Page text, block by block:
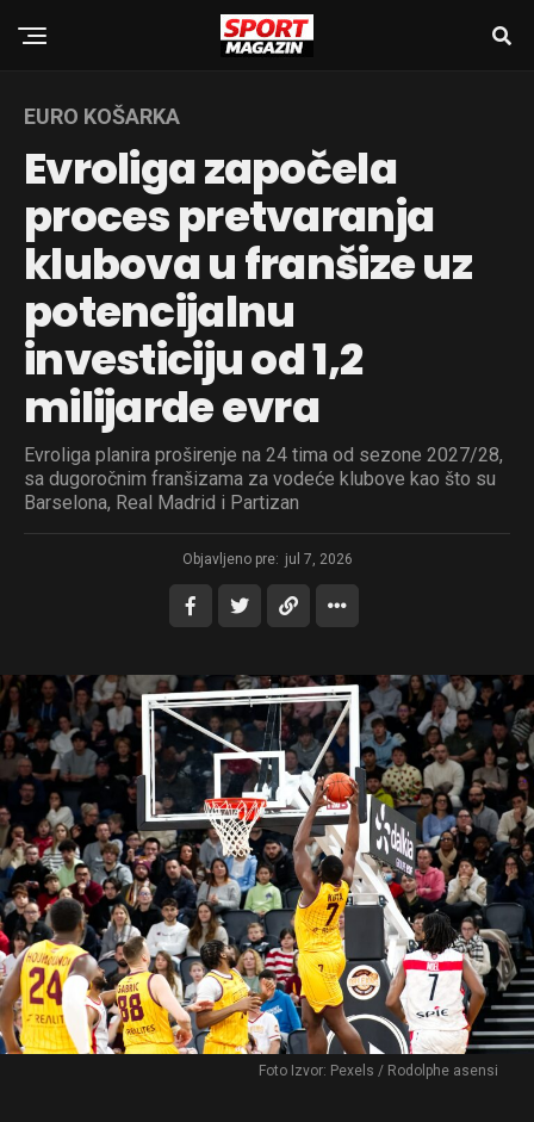
EURO KOŠARKA
Evroliga započela
proces pretvaranja
klubova u franšize uz
potencijalnu
investiciju od 1,2
milijarde evra
Evroliga planira proširenje na 24 tima od sezone 2027/28,
sa dugoročnim franšizama za vodeće klubove kao što su
Barselona, Real Madrid i Partizan
Objavljeno pre: jul 7, 2026
Foto Izvor: Pexels / Rodolphe asensi